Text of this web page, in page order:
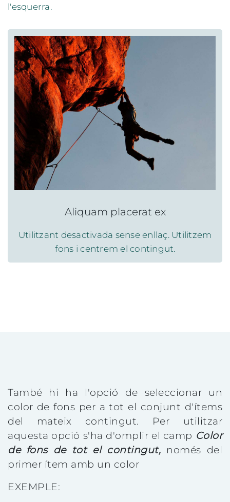
l'esquerra.
Aliquam placerat ex
Utilitzant desactivada sense enllaç. Utilitzem
fons i centrem el contingut.
També hi ha l'opció de seleccionar un
color de fons per a tot el conjunt d'ítems
del mateix contingut. Per utilitzar
aquesta opció s'ha d'omplir el camp Color
de fons de tot el contingut, només del
primer ítem amb un color
EXEMPLE: